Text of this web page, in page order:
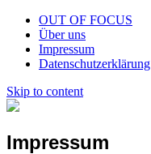
OUT OF FOCUS
Über uns
Impressum
Datenschutzerklärung
Skip to content
Impressum